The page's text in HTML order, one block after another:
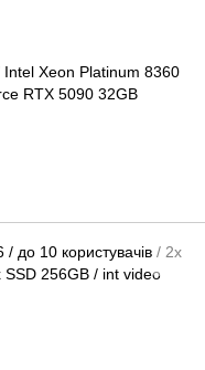
Xeon Platinum 8360
RTX 5090 32GB